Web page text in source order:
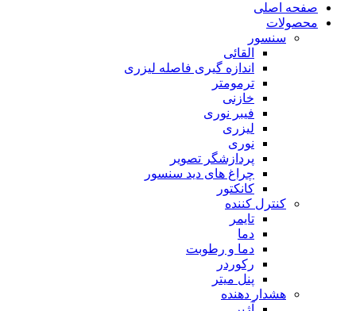
صفحه اصلی
محصولات
سنسور
القائی
اندازه گیری فاصله لیزری
ترمومتر
خازنی
فیبر نوری
لیزری
نوری
پردازشگر تصویر
چراغ های دید سنسور
کانکتور
کنترل کننده
تایمر
دما
دما و رطوبت
رکوردر
پنل میتر
هشدار دهنده